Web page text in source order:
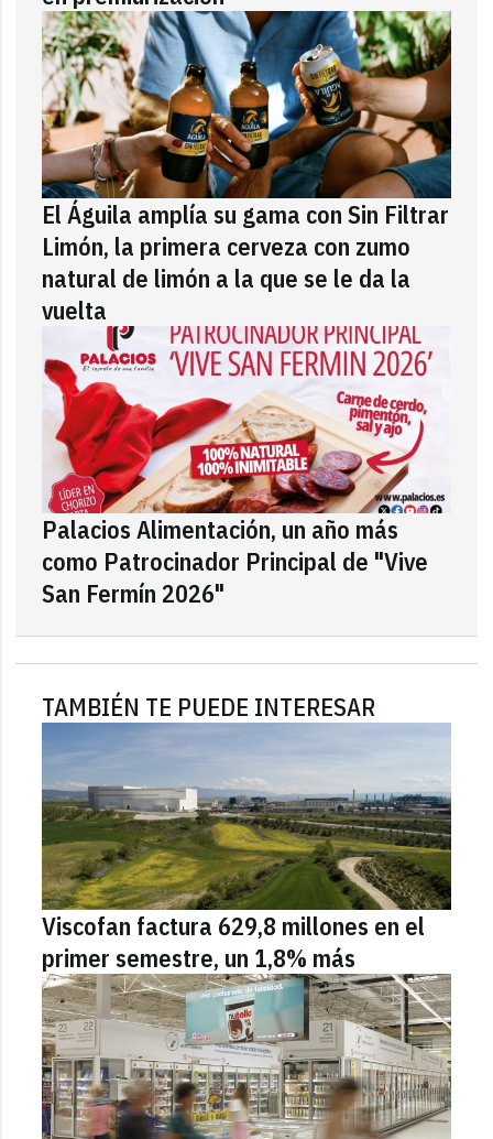
El Águila amplía su gama con Sin Filtrar
Limón, la primera cerveza con zumo
natural de limón a la que se le da la
vuelta
Palacios Alimentación, un año más
como Patrocinador Principal de "Vive
San Fermín 2026"
TAMBIÉN TE PUEDE INTERESAR
Viscofan factura 629,8 millones en el
primer semestre, un 1,8% más